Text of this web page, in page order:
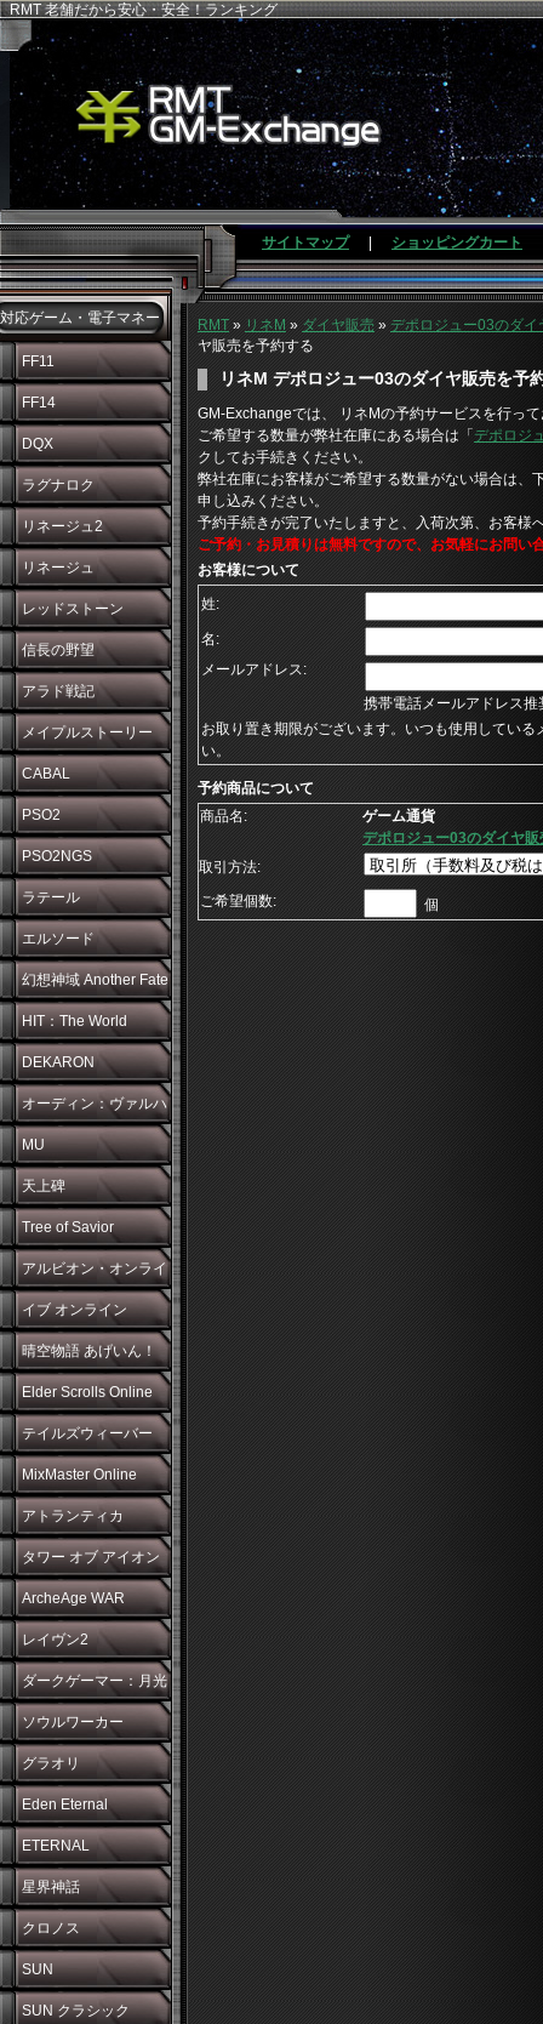
RMT 老舗だから安心・安全！ランキング
サイトマップ ショッピングカート
対応ゲーム・電子マネー
FF11
FF14
DQX
ラグナロク
リネージュ2
リネージュ
レッドストーン
信長の野望
アラド戦記
メイプルストーリー
CABAL
PSO2
PSO2NGS
ラテール
エルソード
幻想神域 Another Fate
HIT：The World
DEKARON
オーディン：ヴァルハ
ラ・ライジング
MU
天上碑
Tree of Savior
アルビオン・オンライ
ン
イブ オンライン
晴空物語 あげいん！
Elder Scrolls Online
テイルズウィーバー
MixMaster Online
アトランティカ
タワー オブ アイオン
ArcheAge WAR
レイヴン2
ダークゲーマー：月光
彫刻師
ソウルワーカー
グラオリ
Eden Eternal
ETERNAL
星界神話
クロノス
SUN
SUN クラシック
RMT »リネM »ダイヤ販売»デポロジュー03のダイ
ヤ販売を予約する
リネM デポロジュー03のダイヤ販売を予
GM-Exchangeでは、 リネMの予約サービスを行っ
ご希望する数量が弊社在庫にある場合は「 デポロジ
クしてお手続きください。
弊社在庫にお客様がご希望する数量がない場合は、
申し込みください。
予約手続きが完了いたしますと、入荷次第、お客様
ご予約・お見積りは無料ですので、お気軽にお問い
お客様について
姓:
名:
メールアドレス:
携帯電話メールアドレス推
お取り置き期限がございます。いつも使用している
い。
予約商品について
商品名:
ゲーム通貨
デポロジュー03のダイヤ販
取引方法:
ご希望個数:
個